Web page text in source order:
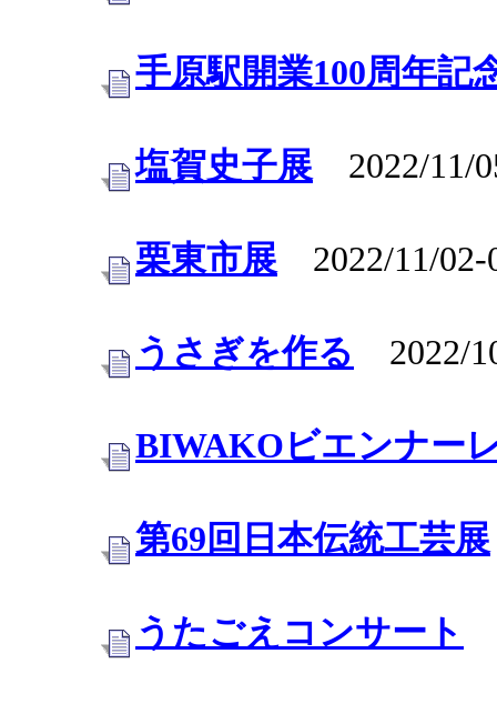
手原駅開業100周年記
塩賀史子展 2022/11/
栗東市展 2022/11/02-
うさぎを作る 2022/
BIWAKOビエンナー
第69回日本伝統工芸展
うたごえコンサート